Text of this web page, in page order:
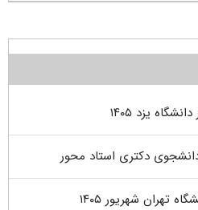
یزد ۱۴۰۵
دکتری استاد محور
تهران شهریور ۱۴۰۵